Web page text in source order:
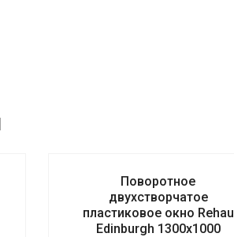
Поворотное
двухстворчатое
пластиковое окно Rehаu
Edinburgh 1300х1000